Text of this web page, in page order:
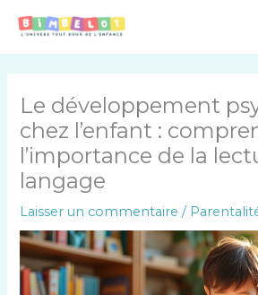
Le développement
chez l’enfant :
l’importance de la
langage
Laisser un commentaire /